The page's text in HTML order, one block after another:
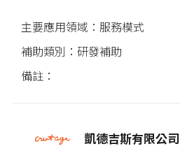
服務模式
研發補助
凱德吉斯有限公司